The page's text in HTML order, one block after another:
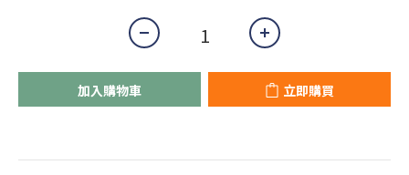
加入購物車 立即購買